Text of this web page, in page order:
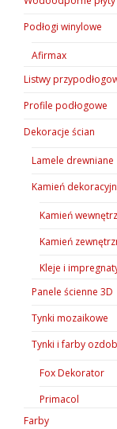
Podłogi winylowe
Afirmax
Listwy
Profile podłogowe
Dekoracje ścian
Lamele drewniane
Kamień
Kamień
Kamień
Kleje i
Panele ścienne 3D
Tynki mozaikowe
Tynki i farby
Fox Dekorator
Primacol
Farby